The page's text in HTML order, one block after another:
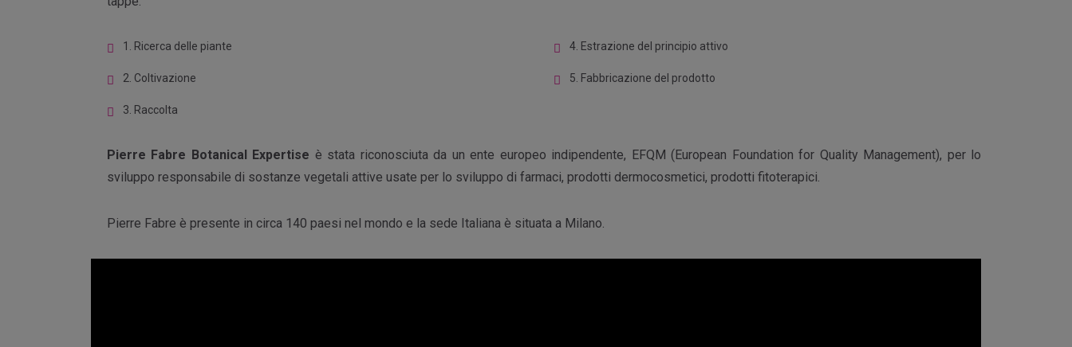
1. Ricerca delle piante
2. Coltivazione
3. Raccolta
4. Estrazione del principio attivo
5. Fabbricazione del prodotto
Pierre Fabre Botanical Expertise è stata riconosciuta da un ente europeo indipendente, EFQM (European Foundation for Quality Management), per lo
sviluppo responsabile di sostanze vegetali attive usate per lo sviluppo di farmaci, prodotti dermocosmetici, prodotti fitoterapici.
Pierre Fabre è presente in circa 140 paesi nel mondo e la sede Italiana è situata a Milano.